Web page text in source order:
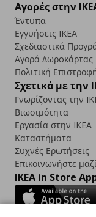
Αγορές στην
Έντυπα
Εγγυήσεις IKEA
Σχεδιαστικά
Αγορά Δωρoκάρτας
Πολιτική
Σχετικά με την
Γνωρίζοντας την
Βιωσιμότητα
Εργασία στην IKEA
Καταστήματα
Συχνές Ερωτήσεις
Επικοινωνήστε
IKEA in Store